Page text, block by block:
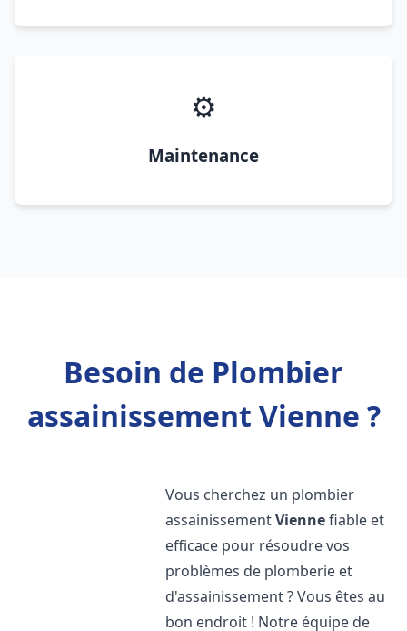
⚙️
Maintenance
Besoin de Plombier
assainissement Vienne ?
Vous cherchez un plombier
assainissementViennefiable et
efficace pour résoudre vos
problèmes de plomberie et
d'assainissement ? Vous êtes au
bon endroit ! Notre équipe de